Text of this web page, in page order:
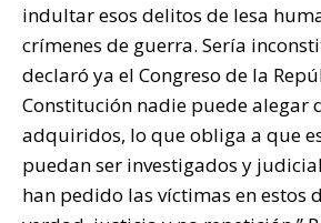
indultar esos delitos de lesa
crímenes de guerra. Sería
declaró ya el Congreso de la
Constitución nadie puede alegar
adquiridos, lo que obliga a que
puedan ser investigados y
han pedido las víctimas en estos